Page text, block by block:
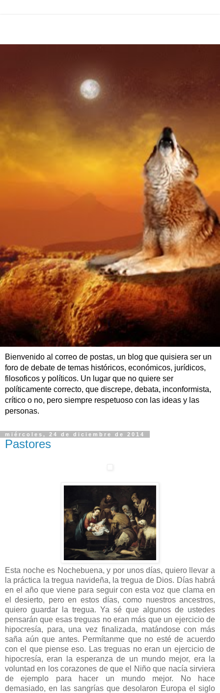
Bienvenido al correo de postas, un blog que quisiera ser un
foro de debate de temas históricos, económicos, jurídicos,
filosoficos y políticos. Un lugar que no quiere ser
políticamente correcto, que discrepe, debata, inconformista,
crítico o no, pero siempre respetuoso con las ideas y las
personas.
miércoles, 24 de diciembre de 2014
Pastores
Esta noche es Nochebuena, y por unos días, quiero llevar a
la práctica la tregua navideña, la tregua de Dios. Días habrá
en el año que viene para seguir con esta voz que clama en
el desierto, pero en estos días, como nuestros ancestros,
quiero guardar la tregua. Ya sé que algunos de ustedes
pensarán que esas treguas no eran más que un ejercicio de
hipocresía, para, una vez finalizada, matándose con más
saña aún que antes. Permítanme que no esté de acuerdo
con el que piense eso. Las treguas no eran un ejercicio de
hipocresía, eran la esperanza de un mundo mejor, era la
voluntad en los corazones de que el Niño que nacía sirviera
de ejemplo para hacer un mundo mejor. No hace
demasiado, en las sangrías que desolaron Europa el siglo